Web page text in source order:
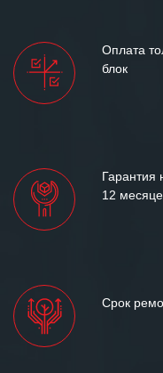
Оплата
блок
Гарантия
12
Срок